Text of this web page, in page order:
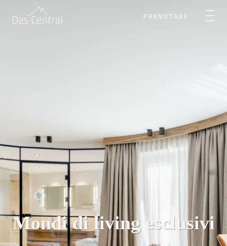
PRENOTARE
Mondi di living esclusivi